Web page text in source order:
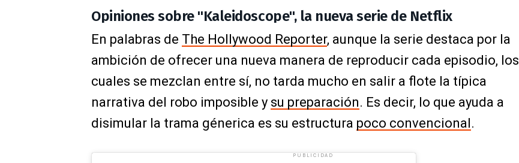
Opiniones sobre "Kaleidoscope", la nueva serie de Netflix
En palabras de The Hollywood Reporter, aunque la serie destaca por la
ambición de ofrecer una nueva manera de reproducir cada episodio, los
cuales se mezclan entre sí, no tarda mucho en salir a flote la típica
narrativa del robo imposible y su preparación. Es decir, lo que ayuda a
disimular la trama génerica es su estructura poco convencional.
PUBLICIDAD